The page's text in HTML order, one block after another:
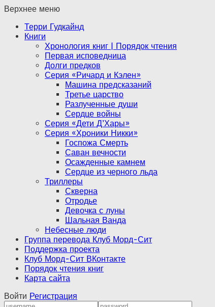
Верхнее меню
Терри Гудкайнд
Книги
Хронология книг | Порядок чтения
Первая исповедница
Долги предков
Серия «Ричард и Кэлен»
Машина предсказаний
Третье царство
Разлученные души
Сердце войны
Серия «Дети Д’Хары»
Серия «Хроники Никки»
Госпожа Смерть
Саван вечности
Осажденные камнем
Сердце из черного льда
Триллеры
Скверна
Отродье
Девочка с луны
Шальная Ванда
Небесные люди
Группа перевода Клуб Морд-Сит
Поддержка проекта
Клуб Морд-Сит ВКонтакте
Порядок чтения книг
Карта сайта
Войти Регистрация